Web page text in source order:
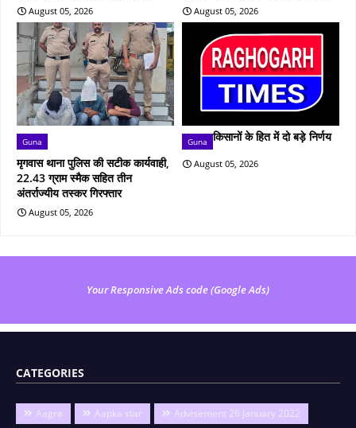
August 05, 2026 August 05, 2026
Guna
मृगवास थाना पुलिस की सटीक कार्यवाही,
22.43 ग्राम स्मैक सहित तीन
अंतर्राज्यीय तस्कर गिरफ्तार
August 05, 2026
Guna किसानों के हित में दो बड़े निर्णय
August 05, 2026
Your Responsive Ads code (Google Ads)
CATEGORIES
Aagra Aapka star Advisement 26 January 2022